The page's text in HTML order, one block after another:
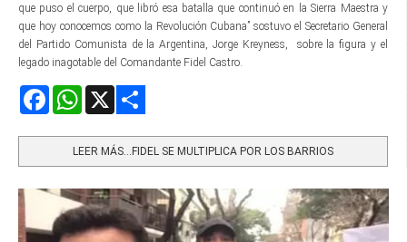
que puso el cuerpo, que libró esa batalla que continuó en la Sierra Maestra y
que hoy conocemos como la Revolución Cubana” sostuvo el Secretario General
del Partido Comunista de la Argentina, Jorge Kreyness, sobre la figura y el
legado inagotable del Comandante Fidel Castro.
FacebookWhatsApp
LEER MÁS…FIDEL SE MULTIPLICA POR LOS BARRIOS